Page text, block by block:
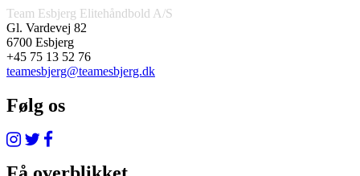
Team Esbjerg Elitehåndbold A/S
Gl. Vardevej 82
6700 Esbjerg
+45 75 13 52 76
teamesbjerg@teamesbjerg.dk
Følg os